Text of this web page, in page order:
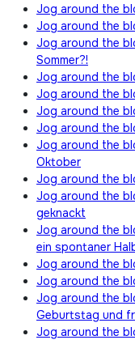
Jog around the
Jog around the
Jog around the
Sommer?!
Jog around the
Jog around the
Jog around the
Jog around the
Jog around the
Oktober
Jog around the
Jog around the
geknackt
Jog around the
ein spontaner
Jog around the
Jog around the
Jog around the
Geburtstag und
Jog around the